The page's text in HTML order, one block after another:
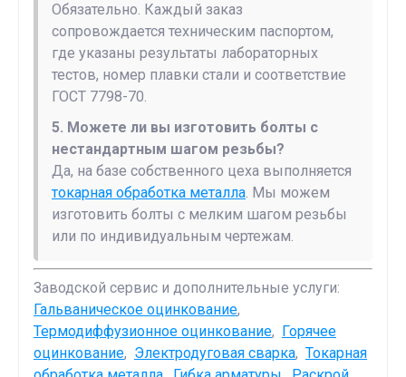
Обязательно. Каждый заказ
сопровождается техническим паспортом,
где указаны результаты лабораторных
тестов, номер плавки стали и соответствие
ГОСТ 7798-70.
5. Можете ли вы изготовить болты с
нестандартным шагом резьбы?
Да, на базе собственного цеха выполняется
токарная обработка металла. Мы можем
изготовить болты с мелким шагом резьбы
или по индивидуальным чертежам.
Заводской сервис и дополнительные услуги:
Гальваническое оцинкование,
Термодиффузионное оцинкование, Горячее
оцинкование, Электродуговая сварка, Токарная